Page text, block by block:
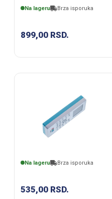
Na lageru Brza isporuka
899,00 RSD.
Na lageru Brza isporuka
535,00 RSD.